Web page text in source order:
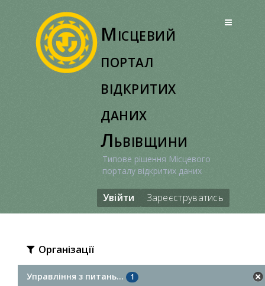
Місцевий
портал
відкритих
даних
Львівщини
Типове рішення Місцевого
порталу відкритих даних
Увійти Зареєструватись
Організації
Управління з питань... 1